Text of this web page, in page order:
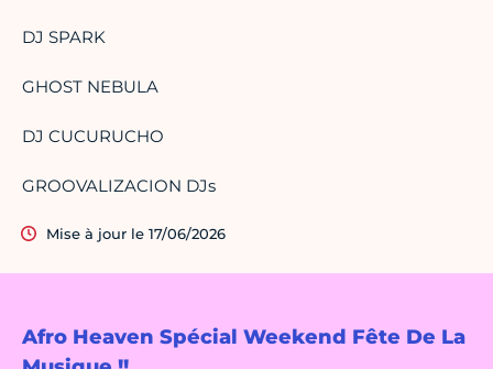
Afro Heaven Spécial Weekend Fête De La
DJ SPARK
GHOST NEBULA
DJ CUCURUCHO
GROOVALIZACION DJs
Mise à jour le 17/06/2026